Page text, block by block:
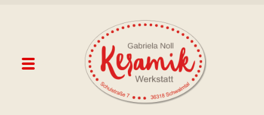
springen
springen